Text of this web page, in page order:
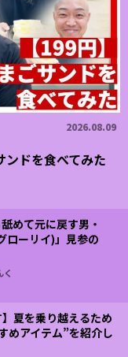
2026.08.09
ンドを食べてみた
めて元に戻す男・
ローリイ)」見参の
く
】夏を乗り越えるため
めアイテム”を紹介し